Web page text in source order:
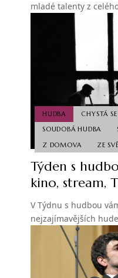
mladé talenty z
HUDBA CHYSTÁ SE
SOUDOBÁ HUDBA
Z DOMOVA
ZE
Týden s
kino, stream,
V Týdnu s hudbou
nejzajímavějších